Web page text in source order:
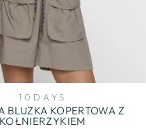
10DAYS
BLUZKA KOPERTOWA Z
KOŁNIERZYKIEM